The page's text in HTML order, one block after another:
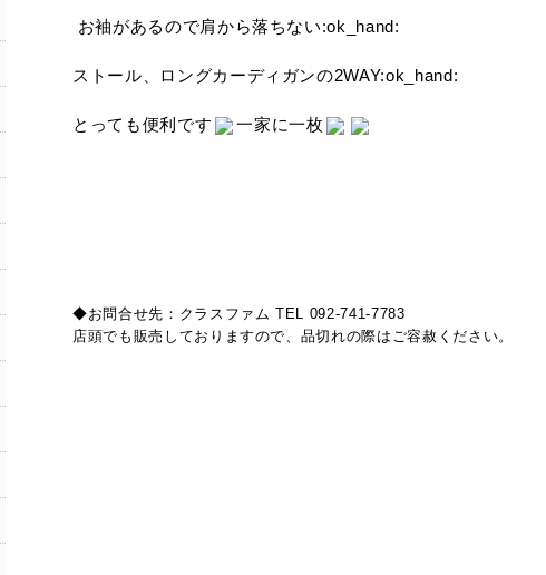
お袖があるので肩から落ちない:ok_hand:
ストール、ロングカーディガンの2WAY:ok_hand:
とっても便利です 一家に一枚
◆お問合せ先：クラスファム TEL 092-741-7783
店頭でも販売しておりますので、品切れの際はご容赦ください。